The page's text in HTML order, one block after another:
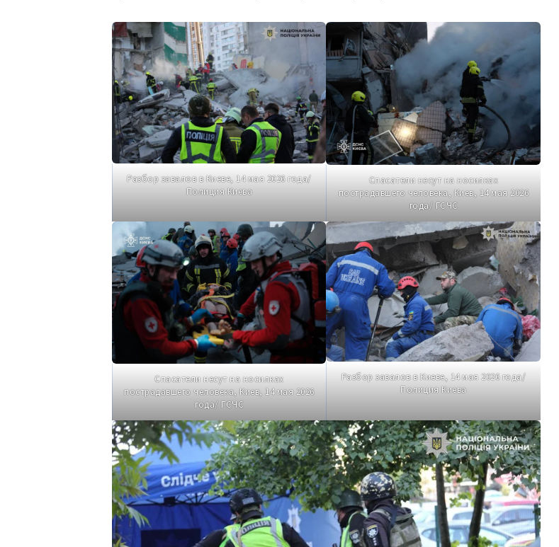
Разбор завалов в Киеве, 14 мая 2026 года/
Полиция Киева
Спасатели несут на носилках
пострадавшего человека, Киев, 14 мая 2026
года/ ГСЧС
Спасатели несут на носилках
пострадавшего человека, Киев, 14 мая 2026
года/ ГСЧС
Разбор завалов в Киеве, 14 мая 2026 года/
Полиция Киева